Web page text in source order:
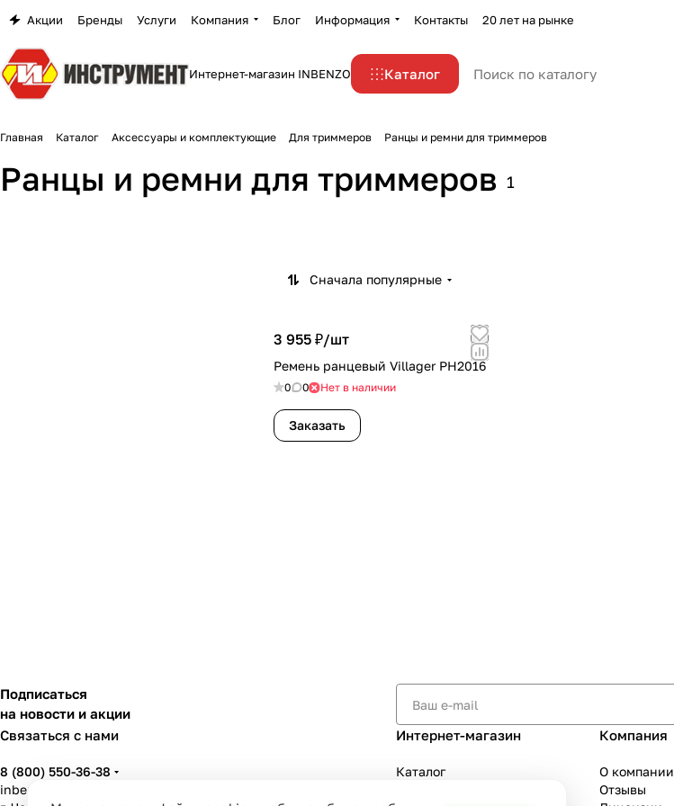
Акции Бренды Услуги Компания Блог Информация Контакты 20 лет на рынке
Интернет-магазин INBENZO Каталог
Главная Каталог Аксессуары и комплектующие Для триммеров Ранцы и ремни для триммеров
Ранцы и ремни для триммеров 1
Сначала популярные
3 955 ₽/шт
Ремень ранцевый Villager PH2016
0 0 Нет в наличии
Заказать
Подписаться
на новости и акции
Связаться с нами
8 (800) 550-36-38
inbenzo35@list.ru
Интернет-магазин
Каталог
Компания
О компании
Отзывы